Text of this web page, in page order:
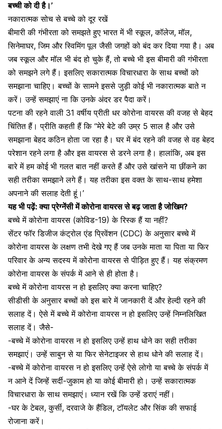
बच्ची को दी है।’
नकारात्मक सोच से बच्चे को दूर रखें
बीमारी की गंभीरता को समझते हुए भारत में भी स्कूल, कॉलेज, मॉल,
सिनेमाघर, जिम और स्विमिंग पूल जैसी जगहों को बंद कर दिया गया है। अब
जब स्कूल और मॉल भी बंद हो चुके हैं, तो बच्चे भी इस बीमारी की गंभीरता
को समझने लगे हैं। इसलिए सकारात्मक विचारधारा के साथ बच्चों को
समझाना चाहिए। बच्चों के सामने इससे जुड़ी कोई भी नकारात्मक बाते न
करें। उन्हें समझाएं ना कि उनके अंदर डर पैदा करें।
पटना की रहने वाली 31 वर्षीय प्रीती धर कोरोना वायरस की वजह से बेहद
चिंतित हैं। प्रीति कहती हैं कि “मेरे बेटे की उम्र 5 साल है और उसे
समझाना बेहद कठिन होता जा रहा है। घर में बंद रहने की वजह से वह बेहद
परेशान रहने लगा है और इस वायरस से डरने लगा है। हालांकि, अब इस
बारे में हम कोई भी गलत बात नहीं करते हैं और उसे खांसने या छींकने का
सही तरीका समझाने लगे हैं। यह तरीका इस वक्त के साथ-साथ हमेशा
अपनाने की सलाह देती हूं।’
यह भी पढ़ें:क्या प्रेग्नेंसी में कोरोना वायरस से बढ़ जाता है जोखिम?
बच्चे में कोरोना वायरस (कोविड-19) के रिस्क हैं या नहीं?
सेंटर फॉर डिजीज कंट्रोल एंड प्रिवेंशन (CDC) के अनुसार बच्चे में
कोरोना वायरस के लक्षण तभी देखे गए हैं जब उनके माता या पिता या फिर
परिवार के अन्य सदस्य में कोरोना वायरस से पीड़ित हुए हैं। यह संक्रमण
कोरोना वायरस के संपर्क में आने से ही होता है।
बच्चे में कोरोना वायरस न हो इसलिए क्या करना चाहिए?
सीडीसी के अनुसार बच्चों को इस बारे में जानकारी दें और हेल्दी रहने की
सलाह दें। ऐसे में बच्चे में कोरोना वायरस न हो इसलिए उन्हें निम्नलिखित
सलाह दें। जैसे-
-बच्चे में कोरोना वायरस न हो इसलिए उन्हेंहाथ धोने का सही तरीका
समझाएं। उन्हें साबुन से या फिर सेनेटाइजर से हाथ धोने की सलाह दें।
-बच्चे में कोरोना वायरस न हो इसलिए उन्हें ऐसे लोगो या बच्चे के संपर्क में
न आने दें जिन्हें सर्दी-जुकाम हो या कोई बीमारी हो। उन्हें सकारात्मक
विचारधारा के साथ समझाएं। ध्यान रखें कि उन्हें डराएं नहीं।
-घर के टेबल, कुर्सी, दरवाजे के हैंडिल, टॉयलेट और सिंक की सफाई
रोजाना करें।